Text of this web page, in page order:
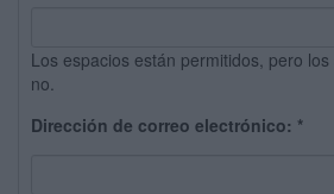
Los espacios están permitidos, pero
no.
Dirección de correo electrónico: *